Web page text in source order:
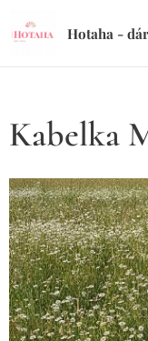
Hotaha -
Kabelka